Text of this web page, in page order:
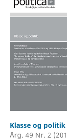
Klasse og politik
Årg. 49 Nr. 2